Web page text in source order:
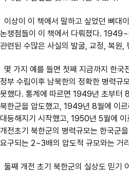
이상이 이 책에서 말하고 싶었던 뼈대
논쟁점들이 이 책에서 다뤄졌다.
관련된 수많은 사실의 발굴, 교정, 복원,
몇 가지 예를 들면 첫째 지금까지 한
정부 수립이후 남북한의 정확한 병력규
못했다. 통계에 따르면 1949년 초부터
북한군을 압도했고, 1949년 8월에 이르
대등해지기 시작했고, 1950년 5월에
개전초기 북한군의 병력규모는 한국군
요구되는 2~3배의 압도적 규모와는 거
둘째 개전 초기 북한군의 실상도 믿기